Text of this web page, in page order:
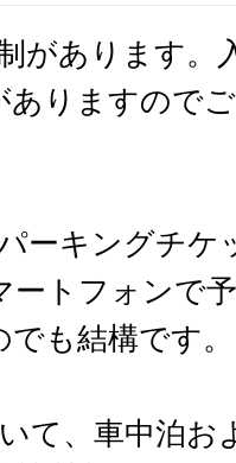
があります。
ありますので
ーキングチケ
ートフォンで
も結構です。
て、車中泊お